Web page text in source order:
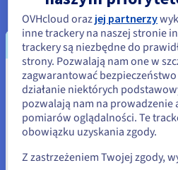
ELASTYCZNOŚĆ
Twoja usługa korepetycji i
na Twoje potrzeby w zakresie
udostępniając dodatkowe opcje i
Wydaje się, że
Stany Zjednoczone
Jeśli chcesz złożyć zamówienie w
OVHcloud oraz jej partnerzy
inne trackery na naszej stronie
trackery są niezbędne do
strony. Pozwalają nam one w
zagwarantować
działanie niektórych
pozwalają nam na prowadzenie
pomiarów oglądalności. Te
obowiązku uzyskania zgody.
Z zastrzeżeniem Twojej zgody,